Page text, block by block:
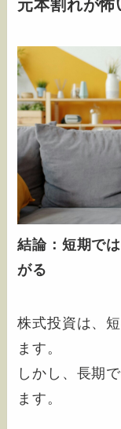
元本割れが怖
結論：短期で
がる
株式投資は、
ます。
しかし、長期
ます。